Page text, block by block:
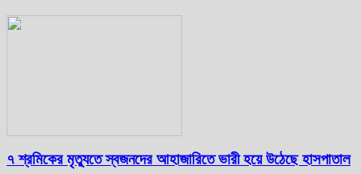
৭ শ্রমিকের মৃত্যুতে স্বজনদের আহাজারিতে ভারী হয়ে উঠেছে হাসপাতাল